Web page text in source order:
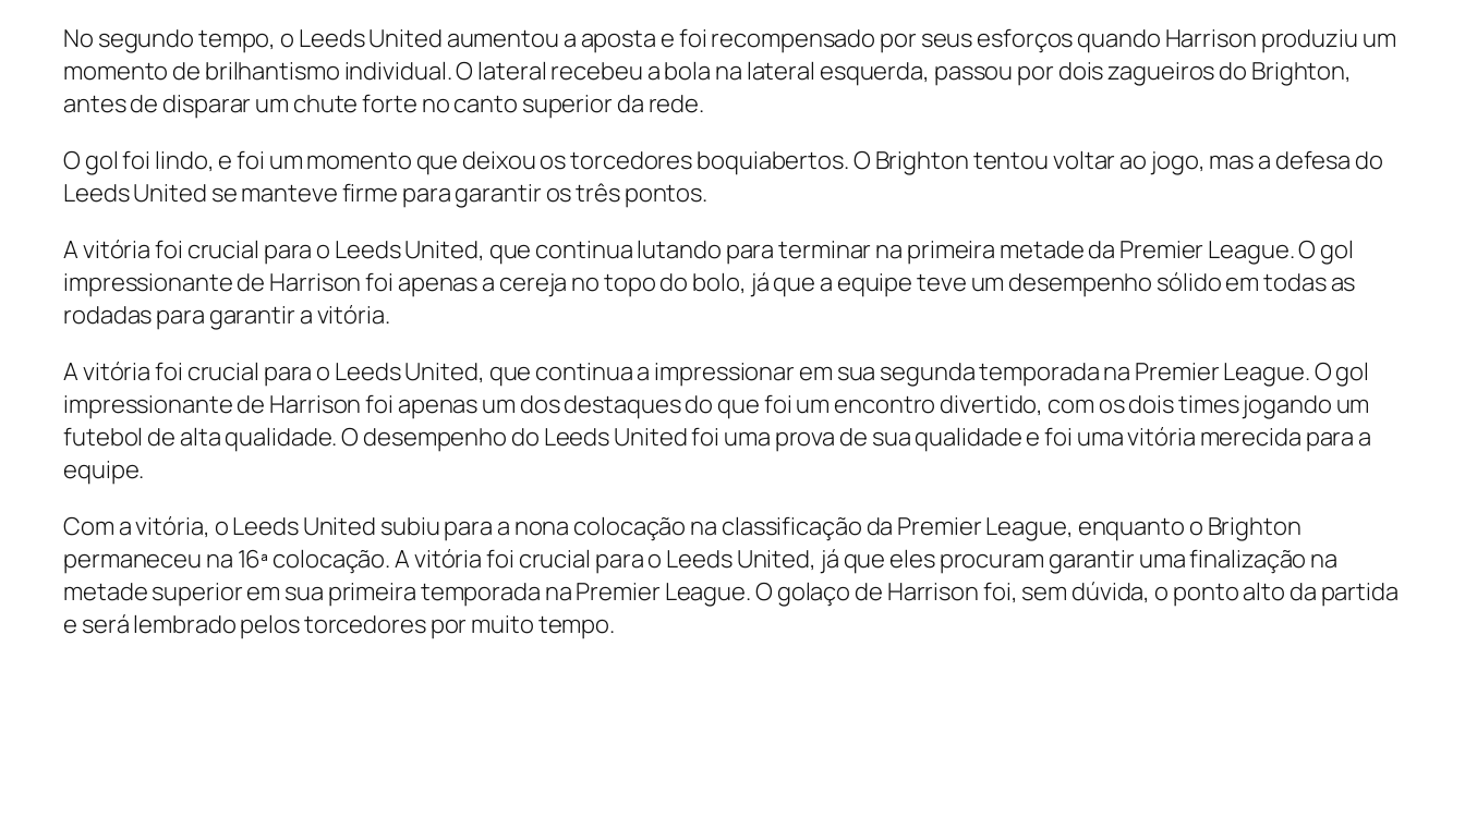
No segundo tempo, o Leeds United aumentou a aposta e foi recompensado por seus esforços quando Harrison produziu um
momento de brilhantismo individual. O lateral recebeu a bola na lateral esquerda, passou por dois zagueiros do Brighton,
antes de disparar um chute forte no canto superior da rede.
O gol foi lindo, e foi um momento que deixou os torcedores boquiabertos. O Brighton tentou voltar ao jogo, mas a defesa do
Leeds United se manteve firme para garantir os três pontos.
A vitória foi crucial para o Leeds United, que continua lutando para terminar na primeira metade da Premier League. O gol
impressionante de Harrison foi apenas a cereja no topo do bolo, já que a equipe teve um desempenho sólido em todas as
rodadas para garantir a vitória.
A vitória foi crucial para o Leeds United, que continua a impressionar em sua segunda temporada na Premier League. O gol
impressionante de Harrison foi apenas um dos destaques do que foi um encontro divertido, com os dois times jogando um
futebol de alta qualidade. O desempenho do Leeds United foi uma prova de sua qualidade e foi uma vitória merecida para a
equipe.
Com a vitória, o Leeds United subiu para a nona colocação na classificação da Premier League, enquanto o Brighton
permaneceu na 16ª colocação. A vitória foi crucial para o Leeds United, já que eles procuram garantir uma finalização na
metade superior em sua primeira temporada na Premier League. O golaço de Harrison foi, sem dúvida, o ponto alto da partida
e será lembrado pelos torcedores por muito tempo.